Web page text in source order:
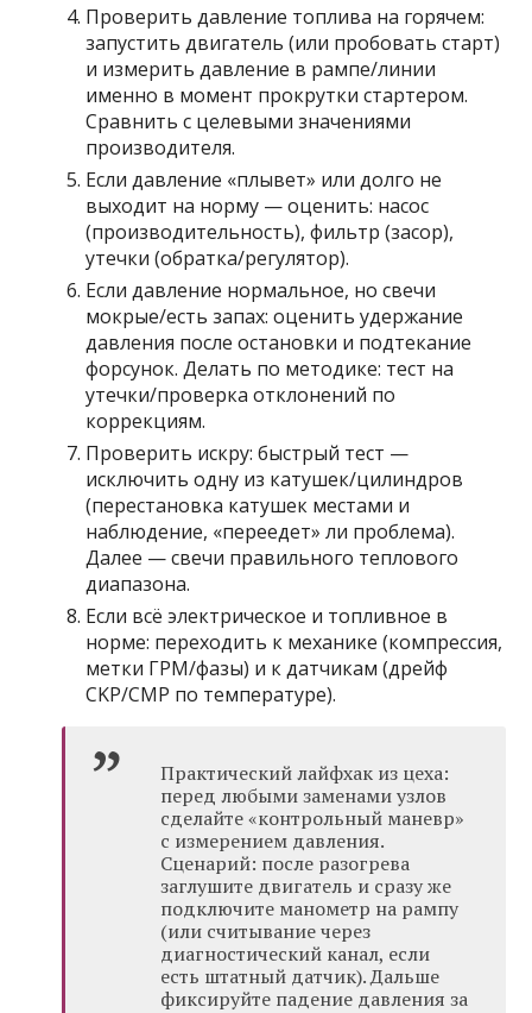
Проверить давление топлива на горячем:
запустить двигатель (или пробовать старт)
и измерить давление в рампе/линии
именно в момент прокрутки стартером.
Сравнить с целевыми значениями
производителя.
Если давление «плывет» или долго не
выходит на норму — оценить: насос
(производительность), фильтр (засор),
утечки (обратка/регулятор).
Если давление нормальное, но свечи
мокрые/есть запах: оценить удержание
давления после остановки и подтекание
форсунок. Делать по методике: тест на
утечки/проверка отклонений по
коррекциям.
Проверить искру: быстрый тест —
исключить одну из катушек/цилиндров
(перестановка катушек местами и
наблюдение, «переедет» ли проблема).
Далее — свечи правильного теплового
диапазона.
Если всё электрическое и топливное в
норме: переходить к механике (компрессия,
метки ГРМ/фазы) и к датчикам (дрейф
CKP/CMP по температуре).
Практический лайфхак из цеха:
перед любыми заменами узлов
сделайте «контрольный маневр»
с измерением давления.
Сценарий: после разогрева
заглушите двигатель и сразу же
подключите манометр на рампу
(или считывание через
диагностический канал, если
есть штатный датчик). Дальше
фиксируйте падение давления за